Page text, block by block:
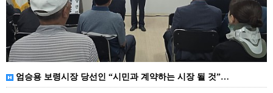
엄승용 보령시장 당선인 “시민과 계약하는 시장 될 것”…